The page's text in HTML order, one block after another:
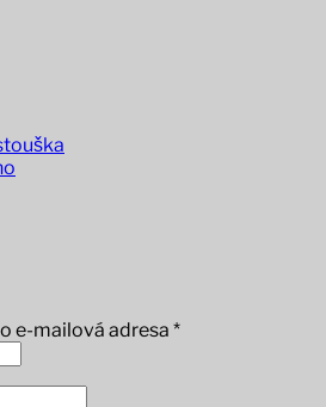
e-mailová adresa *Povinné